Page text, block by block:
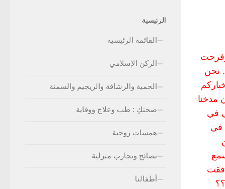
نحن
مدخنا
في
في
الرئيسية
القائمة الرئيسية
الركن الإسلامي
الحمية والرشاقة والريجيم والسمنة
صحتكِ : طب وعلاج ووقاية
همسات زوجية
نصائح وتجارب منزلية
أطفالنا